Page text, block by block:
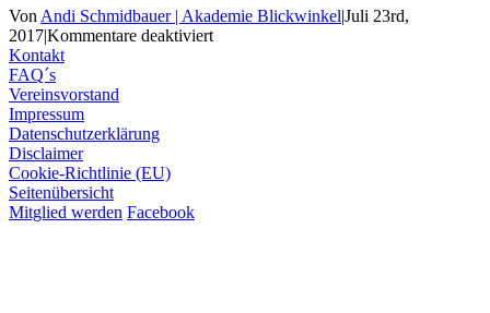
Von Andi Schmidbauer | Akademie Blickwinkel|Juli 23rd,
2017|Kommentare deaktiviertfür
Kontakt
FAQ´s
Vereinsvorstand
Impressum
Datenschutzerklärung
Disclaimer
Cookie-Richtlinie (EU)
Seitenübersicht
Mitglied werden Facebook